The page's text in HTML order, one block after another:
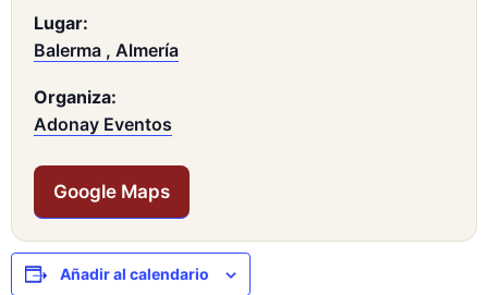
Lugar:
Balerma , Almería
Organiza:
Adonay Eventos
Google Maps
Añadir al calendario